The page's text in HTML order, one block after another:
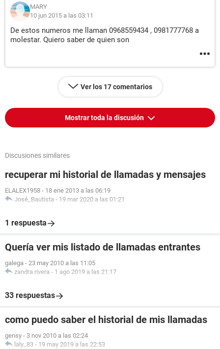
MARY
10 jun 2015 a las 03:11
De estos numeros me llaman 0968559434 , 0981777768 a
molestar. Quiero saber de quien son
Ver los 17 comentarios
Mostrar toda la discusión
Discusiones similares
recuperar mi historial de llamadas y mensajes
ELALEX1958 - 18 ene 2013 a las 06:19
José_Bautista - 19 mar 2020 a las 01:21
1 respuesta
Quería ver mis listado de llamadas entrantes
galega - 23 may 2010 a las 11:05
zandra.rivera - 1 ago 2019 a las 21:17
33 respuestas
como puedo saber el historial de mis llamadas
gensy - 3 nov 2010 a las 02:24
laly_83 - 19 may 2019 a las 22:53